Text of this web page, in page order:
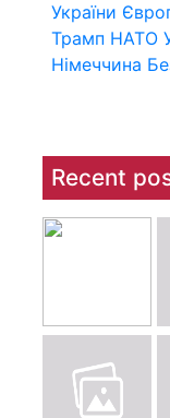
України
Трамп НАТО
Німеччина
Recent